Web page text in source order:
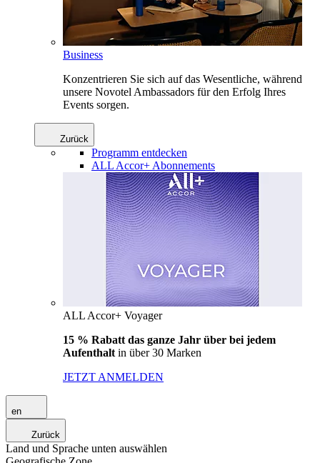
Business
Konzentrieren Sie sich auf das Wesentliche, während
unsere Novotel Ambassadors für den Erfolg Ihres
Events sorgen.
Zurück
Programm entdecken
ALL Accor+ Abonnements
ALL Accor+ Voyager
15 % Rabatt das ganze Jahr über bei jedem
Aufenthalt in über 30 Marken
JETZT ANMELDEN
en
Zurück
Land und Sprache unten auswählen